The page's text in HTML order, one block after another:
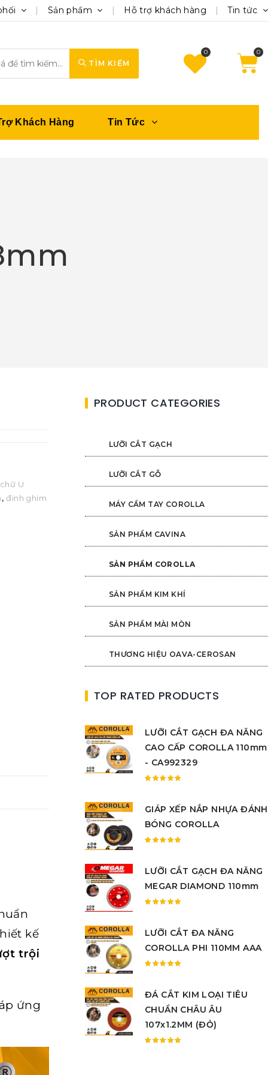
Sản phẩm Hỗ trợ khách hàng Tin tức
TÌM KIẾM
0
Khách Hàng Tin Tức
U
,đinh ghim
kế
trội
ứng
PRODUCT CATEGORIES
LƯỠI CẮT GẠCH
LƯỠI CẮT GỖ
MÁY CẦM TAY COROLLA
SẢN PHẨM CAVINA
SẢN PHẨM COROLLA
SẢN PHẨM KIM KHÍ
SẢN PHẨM MÀI MÒN
THƯƠNG HIỆU OAVA-CEROSAN
TOP RATED PRODUCTS
LƯỠI CẮT GẠCH ĐA NĂNG
CAO CẤP COROLLA 110mm
- CA992329
hạng
5.00 5
GIÁP XẾP NẮP NHỰA ĐÁNH
BÓNG COROLLA
hạng
5.005
LƯỠI CẮT GẠCH ĐA NĂNG
MEGAR DIAMOND 110mm
hạng
5.005
LƯỠI CẮT ĐA NĂNG
COROLLA PHI 110MM AAA
hạng
5.005
ĐÁ CẮT KIM LOẠI TIÊU
CHUẨN CHÂU ÂU
107x1.2MM (ĐỎ)